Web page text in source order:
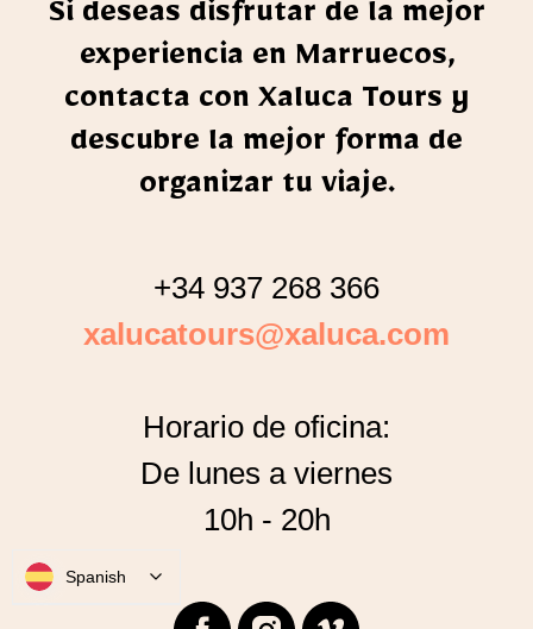
Si deseas disfrutar de la mejor
experiencia en Marruecos,
contacta con Xaluca Tours y
descubre la mejor forma de
organizar tu viaje.
+34 937 268 366
xalucatours@xaluca.com
Horario de oficina:
De lunes a viernes
10h - 20h
Spanish